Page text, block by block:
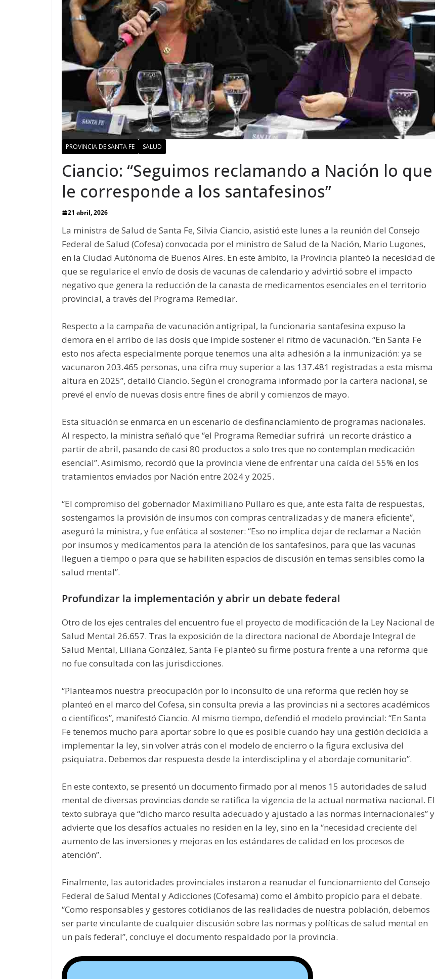
PROVINCIA DE SANTA FE SALUD
Ciancio: “Seguimos reclamando a Nación lo que
le corresponde a los santafesinos”
21 abril, 2026
La ministra de Salud de Santa Fe, Silvia Ciancio, asistió este lunes a la reunión del Consejo
Federal de Salud (Cofesa) convocada por el ministro de Salud de la Nación, Mario Lugones,
en la Ciudad Autónoma de Buenos Aires. En este ámbito, la Provincia planteó la necesidad de
que se regularice el envío de dosis de vacunas de calendario y advirtió sobre el impacto
negativo que genera la reducción de la canasta de medicamentos esenciales en el territorio
provincial, a través del Programa Remediar.
Respecto a la campaña de vacunación antigripal, la funcionaria santafesina expuso la
demora en el arribo de las dosis que impide sostener el ritmo de vacunación. “En Santa Fe
esto nos afecta especialmente porque tenemos una alta adhesión a la inmunización: ya se
vacunaron 203.465 personas, una cifra muy superior a las 137.481 registradas a esta misma
altura en 2025”, detalló Ciancio. Según el cronograma informado por la cartera nacional, se
prevé el envío de nuevas dosis entre fines de abril y comienzos de mayo.
Esta situación se enmarca en un escenario de desfinanciamiento de programas nacionales.
Al respecto, la ministra señaló que “el Programa Remediar sufrirá un recorte drástico a
partir de abril, pasando de casi 80 productos a solo tres que no contemplan medicación
esencial”. Asimismo, recordó que la provincia viene de enfrentar una caída del 55% en los
tratamientos enviados por Nación entre 2024 y 2025.
“El compromiso del gobernador Maximiliano Pullaro es que, ante esta falta de respuestas,
sostengamos la provisión de insumos con compras centralizadas y de manera eficiente”,
aseguró la ministra, y fue enfática al sostener: “Eso no implica dejar de reclamar a Nación
por insumos y medicamentos para la atención de los santafesinos, para que las vacunas
lleguen a tiempo o para que se habiliten espacios de discusión en temas sensibles como la
salud mental”.
Profundizar la implementación y abrir un debate federal
Otro de los ejes centrales del encuentro fue el proyecto de modificación de la Ley Nacional de
Salud Mental 26.657. Tras la exposición de la directora nacional de Abordaje Integral de
Salud Mental, Liliana González, Santa Fe planteó su firme postura frente a una reforma que
no fue consultada con las jurisdicciones.
“Planteamos nuestra preocupación por lo inconsulto de una reforma que recién hoy se
planteó en el marco del Cofesa, sin consulta previa a las provincias ni a sectores académicos
o científicos”, manifestó Ciancio. Al mismo tiempo, defendió el modelo provincial: “En Santa
Fe tenemos mucho para aportar sobre lo que es posible cuando hay una gestión decidida a
implementar la ley, sin volver atrás con el modelo de encierro o la figura exclusiva del
psiquiatra. Debemos dar respuesta desde la interdisciplina y el abordaje comunitario”.
En este contexto, se presentó un documento firmado por al menos 15 autoridades de salud
mental de diversas provincias donde se ratifica la vigencia de la actual normativa nacional. El
texto subraya que “dicho marco resulta adecuado y ajustado a las normas internacionales” y
advierte que los desafíos actuales no residen en la ley, sino en la “necesidad creciente del
aumento de las inversiones y mejoras en los estándares de calidad en los procesos de
atención”.
Finalmente, las autoridades provinciales instaron a reanudar el funcionamiento del Consejo
Federal de Salud Mental y Adicciones (Cofesama) como el ámbito propicio para el debate.
“Como responsables y gestores cotidianos de las realidades de nuestra población, debemos
ser parte vinculante de cualquier discusión sobre las normas y políticas de salud mental en
un país federal”, concluye el documento respaldado por la provincia.